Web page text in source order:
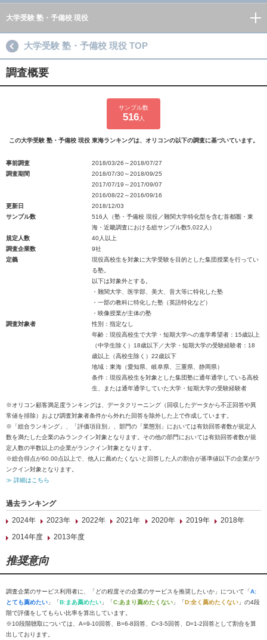
大学受験 塾・予備校 現役
大学受験 塾・予備校 現役 TOP
調査概要
サンプル数
516人
この大学受験 塾・予備校 現役 東海ランキングは、オリコンの以下の調査に基づいています。
事前調査
2018/03/26～2018/07/27
調査期間
2018/07/30～2018/09/25
2017/07/19～2017/09/07
2016/08/22～2016/09/16
更新日
2018/12/03
サンプル数
516人（塾・予備校 現役／難関大学特化型を含む首都圏・東
海・近畿調査における総サンプル数5,022人）
規定人数
40人以上
調査企業数
9社
定義
現役高校生を対象に大学受験を目的とした集団授業を行ってい
る塾。
以下は対象外とする。
・難関大学、医学部、美大、音大等に特化した塾
・一部の教科に特化した塾（英語特化など）
・映像授業が主体の塾
調査対象者
性別：指定なし
年齢：現役高校生で大学・短期大学への進学希望者：15歳以上
（中学生除く）18歳以下／大学・短期大学の受験経験者：18
歳以上（高校生除く）22歳以下
地域：東海（愛知県、岐阜県、三重県、静岡県）
条件：現役高校生を対象とした集団塾に通年通学している高校
生、または通年通学していた大学・短期大学の受験経験者
※オリコン顧客満足度ランキングは、データクリーニング（回収したデータから不正回答や異
常値を排除）および調査対象者条件から外れた回答を除外した上で作成しています。
※「総合ランキング」、「評価項目別」、部門の「業態別」においては有効回答者数が規定人
数を満たした企業のみランクイン対象となります。その他の部門においては有効回答者数が規
定人数の半数以上の企業がランクイン対象となります。
※総合得点が60.00点以上で、他人に薦めたくないと回答した人の割合が基準値以下の企業がラ
ンクイン対象となります。
≫ 詳細はこちら
過去ランキング
2024年
2023年 2022年 2021年 2020年 2019年
2018年
2014年度
2013年度
推奨意向
調査企業のサービス利用者に、「どの程度その企業のサービスを推奨したいか」について「A:
とても薦めたい 」「B:まあ薦めたい 」「C:あまり薦めたくない 」「D:全く薦めたくない 」の4段
階で評価をしてもらい比率を算出しています。
※10段階聴取については、A=9-10回答、B=6-8回答、C=3-5回答、D=1-2回答として割合を算
出しております。